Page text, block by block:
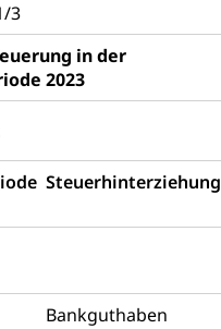
3
in der
2023
Steuerhinterziehung
Bankguthaben